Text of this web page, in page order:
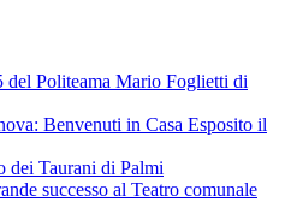
Politeama Mario Foglietti di
Benvenuti in Casa Esposito il
dei Taurani di Palmi
successo al Teatro comunale